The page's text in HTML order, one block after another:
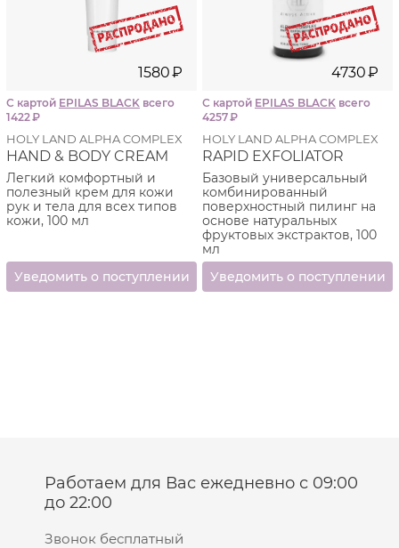
1580₽
С картой EPILAS BLACK всего
1422₽
HOLY LAND ALPHA COMPLEX
HAND & BODY CREAM
Легкий комфортный и
полезный крем для кожи
рук и тела для всех типов
кожи, 100 мл
4730₽
С картой EPILAS BLACK всего
4257₽
HOLY LAND ALPHA COMPLEX
RAPID EXFOLIATOR
Базовый универсальный
комбинированный
поверхностный пилинг на
основе натуральных
фруктовых экстрактов, 100
мл
Работаем для Вас ежедневно с 09:00
до 22:00
Звонок бесплатный